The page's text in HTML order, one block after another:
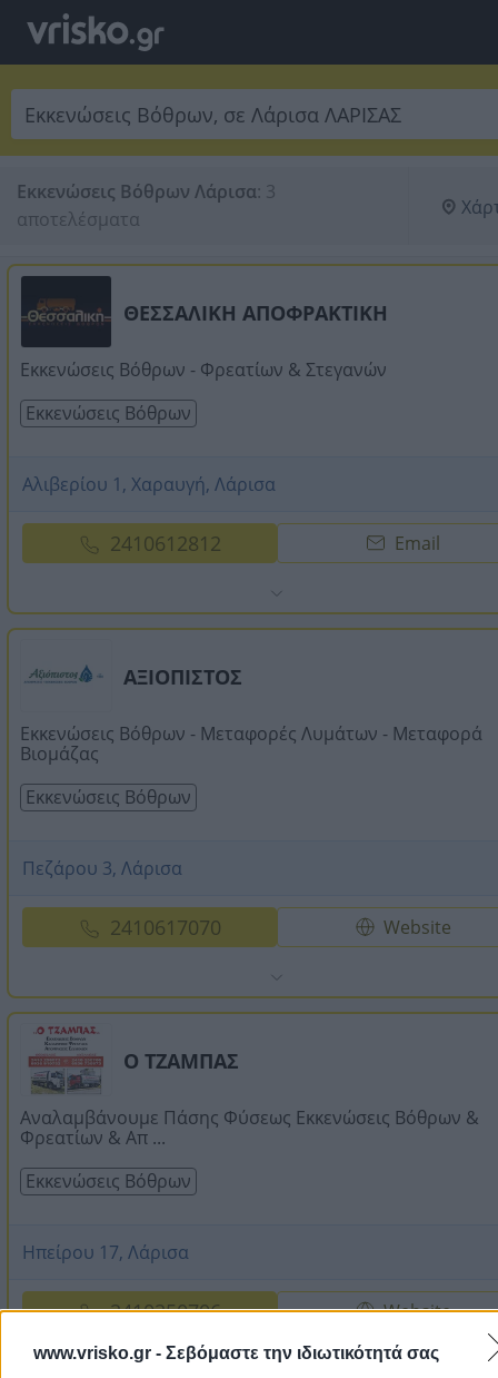
www.vrisko.gr - Σεβόμαστε την ιδιωτικότητά σας
Εκκενώσεις Βόθρων Λάρισα: 3
αποτελέσματα
ΘΕΣΣΑΛΙΚΗ ΑΠΟΦΡΑΚΤΙΚΗ
Εκκενώσεις Βόθρων - Φρεατίων & Στεγανών
Εκκενώσεις Βόθρων
Αλιβερίου 1, Χαραυγή, Λάρισα
2410612812 Email
ΑΞΙΟΠΙΣΤΟΣ
Εκκενώσεις Βόθρων - Μεταφορές Λυμάτων - Μεταφορά
Βιομάζας
Εκκενώσεις Βόθρων
Πεζάρου 3, Λάρισα
2410617070 Website
Ο ΤΖΑΜΠΑΣ
Αναλαμβάνουμε Πάσης Φύσεως Εκκενώσεις Βόθρων &
Φρεατίων & Απ ...
Εκκενώσεις Βόθρων
Ηπείρου 17, Λάρισα
2410250706 Website